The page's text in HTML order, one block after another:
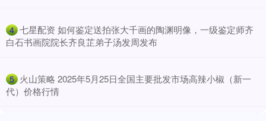
4 ​七星配资 如何鉴定送拍张大千画的陶渊明像，一级鉴定师齐
白石书画院院长齐良芷弟子汤发周发布
5 ​火山策略 2025年5月25日全国主要批发市场高辣小椒（新一
代）价格行情